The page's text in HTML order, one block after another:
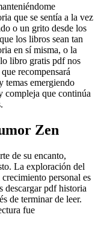
que se sentía a la vez
o un grito desde los
los libros sean tan
en sí misma, o la
libro gratis pdf nos
recompensará
temas emergiendo
compleja que continúa
Zen
de su encanto,
La exploración del
personal es
descargar pdf historia
de terminar de leer.
fue